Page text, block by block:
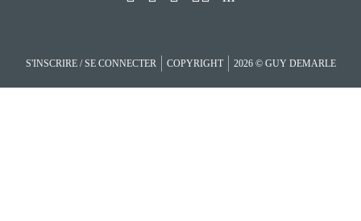
S'INSCRIRE / SE CONNECTER COPYRIGHT 2026 © GUY DEMARLE